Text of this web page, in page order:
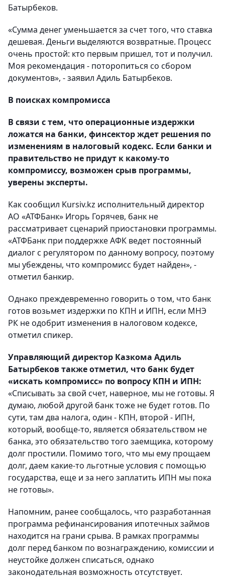
Батырбеков.
«Сумма денег уменьшается за счет того, что ставка
дешевая. Деньги выделяются возвратные. Процесс
очень простой: кто первым пришел, тот и получил.
Моя рекомендация - поторопиться со сбором
документов», - заявил Адиль Батырбеков.
В поисках компромисса
В связи с тем, что операционные издержки
ложатся на банки, финсектор ждет решения по
изменениям в налоговый кодекс. Если банки и
правительство не придут к какому-то
компромиссу, возможен срыв программы,
уверены эксперты.
Как сообщил Kursiv.kz исполнительный директор
АО «АТФБанк» Игорь Горячев, банк не
рассматривает сценарий приостановки программы.
«АТФБанк при поддержке АФК ведет постоянный
диалог с регулятором по данному вопросу, поэтому
мы убеждены, что компромисс будет найден», -
отметил банкир.
Однако преждевременно говорить о том, что банк
готов возьмет издержки по КПН и ИПН, если МНЭ
РК не одобрит изменения в налоговом кодексе,
отметил спикер.
Управляющий директор Казкома Адиль
Батырбеков также отметил, что банк будет
«искать компромисс» по вопросу КПН и ИПН:
«Списывать за свой счет, наверное, мы не готовы. Я
думаю, любой другой банк тоже не будет готов. По
сути, там два налога, один - КПН, второй - ИПН,
который, вообще-то, является обязательством не
банка, это обязательство того заемщика, которому
долг простили. Помимо того, что мы ему прощаем
долг, даем какие-то льготные условия с помощью
государства, еще и за него заплатить ИПН мы пока
не готовы».
Напомним, ранее сообщалось, что разработанная
программа рефинансирования ипотечных займов
находится на грани срыва. В рамках программы
долг перед банком по вознаграждению, комиссии и
неустойке должен списаться, однако
законодательная возможность отсутствует.